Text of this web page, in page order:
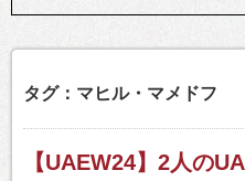
タグ：マヒル・マメドフ
【UAEW24】2人の